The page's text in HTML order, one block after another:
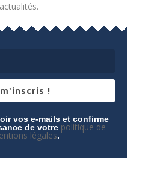
actualités.
m'inscris !
vos e-mails et confirme
de votre politique de
légales.